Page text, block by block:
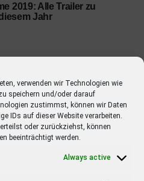
verwenden wir Technologien wie
speichern und/oder darauf
zustimmst, können wir Daten
IDs auf dieser Website verarbeiten.
oder zurückziehst, können
beeinträchtigt werden.
Always active
2019: Alle Trailer zu
Jahr
Moderatorin
Sie Spaß?”